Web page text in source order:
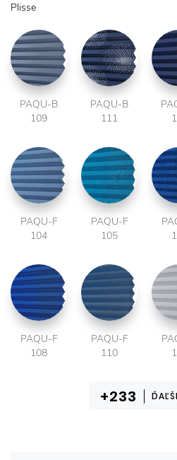
Plisse
PAQU-B
109
PAQU-B
111
PAQU-F
104
PAQU-F
105
PAQU-F
108
PAQU-F
110